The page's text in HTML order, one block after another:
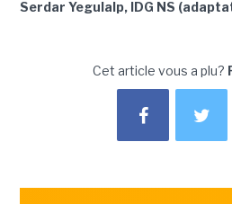
Serdar Yegulalp, IDG NS
Cet article vous a plu?